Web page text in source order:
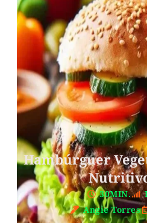
Hambúrguer
30MIN.
Angie Torres